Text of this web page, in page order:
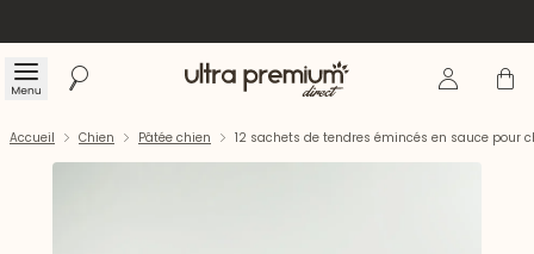
Menu Rechercher Accueil Se Panier
Accueil Chien Pâtée chien 12 sachets de tendres émincés en sauce pour